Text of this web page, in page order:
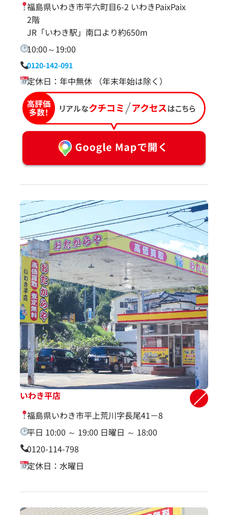
福島県いわき市平六町目6-2 いわきPaixPaix
2階
JR「いわき駅」南口より約650m
10:00～19:00
0120-142-091
定休日：年中無休 （年末年始は除く）
いわき平店
福島県いわき市平上荒川字長尾41－8
平日 10:00 ～ 19:00 日曜日 ～ 18:00
0120-114-798
定休日：水曜日